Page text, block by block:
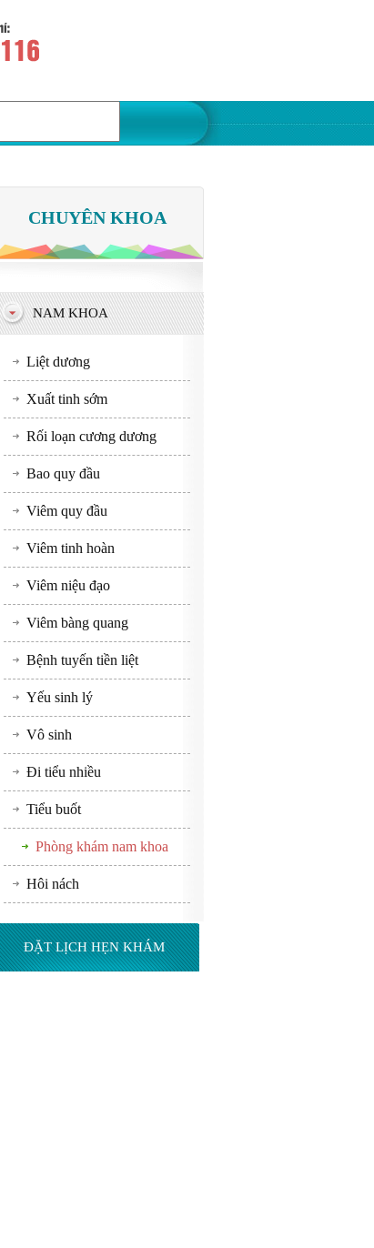
CHUYÊN KHOA
NAM KHOA
Liệt dương
Xuất tinh sớm
Rối loạn cương dương
Bao quy đầu
Viêm quy đầu
Viêm tinh hoàn
Viêm niệu đạo
Viêm bàng quang
Bệnh tuyến tiền liệt
Yếu sinh lý
Vô sinh
Đi tiểu nhiều
Tiểu buốt
Phòng khám nam khoa
Hôi nách
ĐẶT LỊCH HẸN KHÁM